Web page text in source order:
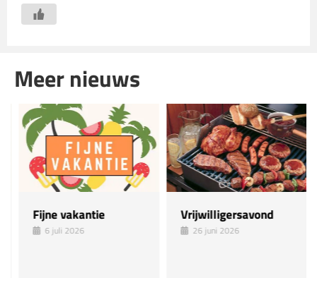
Meer nieuws
Fijne vakantie
6 juli 2026
Vrijwilligersavond
26 juni 2026